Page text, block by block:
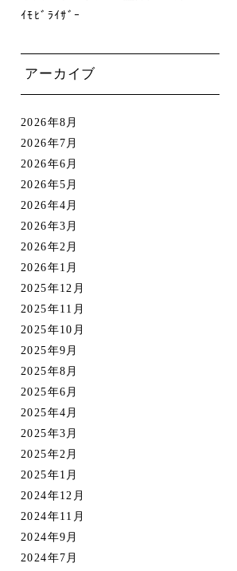
ｲﾓﾋﾞﾗｲｻﾞｰ
アーカイブ
2026年8月
2026年7月
2026年6月
2026年5月
2026年4月
2026年3月
2026年2月
2026年1月
2025年12月
2025年11月
2025年10月
2025年9月
2025年8月
2025年6月
2025年4月
2025年3月
2025年2月
2025年1月
2024年12月
2024年11月
2024年9月
2024年7月